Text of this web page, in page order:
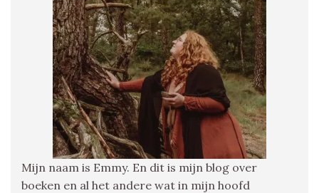
Mijn naam is Emmy. En dit is mijn blog over
boeken en al het andere wat in mijn hoofd